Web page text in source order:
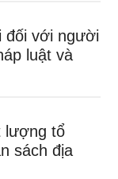
đối với người
luật và
lượng tổ
sách địa